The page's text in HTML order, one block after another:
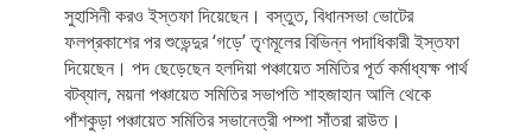
সুহাসিনী করও ইস্তফা দিয়েছেন। বস্তুত, বিধানসভা ভোটের
ফলপ্রকাশের পর শুভেন্দুর ‘গড়ে’ তৃণমূলের বিভিন্ন পদাধিকারী ইস্তফা
দিয়েছেন। পদ ছেড়েছেন হলদিয়া পঞ্চায়েত সমিতির পূর্ত কর্মাধ্যক্ষ পার্থ
বটব্যাল, ময়না পঞ্চায়েত সমিতির সভাপতি শাহজাহান আলি থেকে
পাঁশকুড়া পঞ্চায়েত সমিতির সভানেত্রী পম্পা সাঁতরা রাউত।